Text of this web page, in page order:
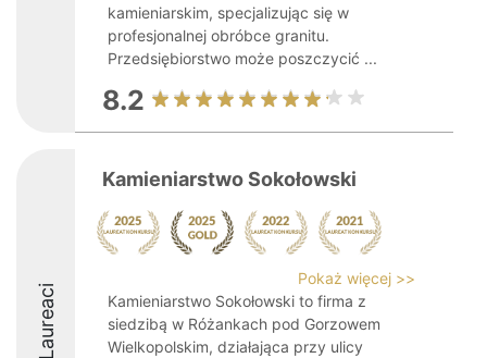
kamieniarskim, specjalizując się w
profesjonalnej obróbce granitu.
Przedsiębiorstwo może poszczycić ...
8.2
Laureaci
Kamieniarstwo Sokołowski
Pokaż więcej >>
Kamieniarstwo Sokołowski to firma z
siedzibą w Różankach pod Gorzowem
Wielkopolskim, działająca przy ulicy